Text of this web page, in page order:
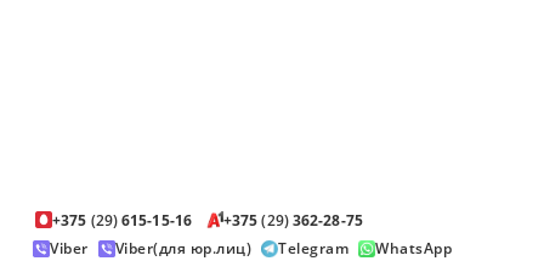
+375 (29)615-15-16 +375(29)362-28-75
Viber
Viber(для юр.лиц) Telegram
WhatsApp